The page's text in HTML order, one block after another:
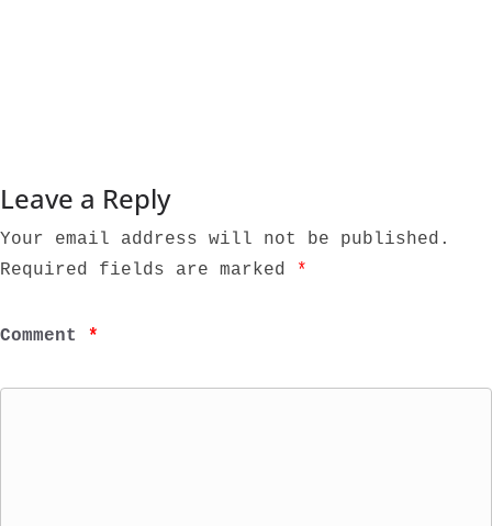
Leave a Reply
Your email address will not be published.
Required fields are marked
*
Comment *